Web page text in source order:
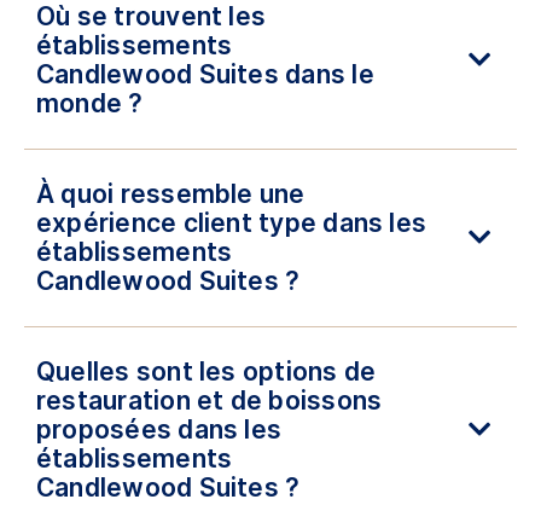
Où se trouvent les
établissements
Candlewood Suites dans le
monde ?
À quoi ressemble une
expérience client type dans les
établissements
Candlewood Suites ?
Quelles sont les options de
restauration et de boissons
proposées dans les
établissements
Candlewood Suites ?